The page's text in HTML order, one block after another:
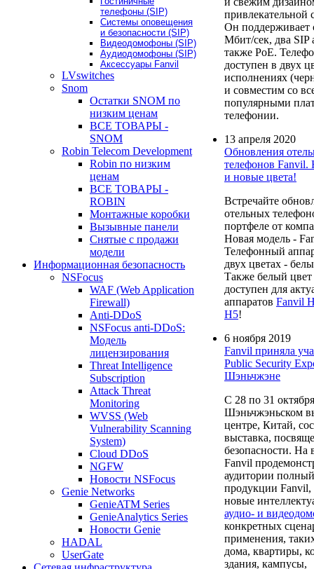
телефоны (SIP)
Системы оповещения
и безопасности (SIP)
Видеодомофоны (SIP)
Аудиодомофоны (SIP)
Аксессуары Fanvil
LVswitches
Snom
Остатки SNOM по
низким ценам
ВСЕ ТОВАРЫ -
SNOM
Robin Telecom Development
Robin по низким
ценам
ВСЕ ТОВАРЫ -
ROBIN
Монтажные коробки
Вызывные панели
Снятые с продажи
модели
Информационная безопасность
NSFocus
WAF (Web Application
Firewall)
Anti-DDoS
NSFocus anti-DDoS:
Модель
лицензирования
Threat Intelligence
Subscription
Attack Threat
Monitoring
WVSS (Web
Vulnerability Scanning
System)
Cloud DDoS
NGFW
Новости NSFocus
Genie Networks
GenieATM Series
GenieAnalytics Series
Новости Genie
HADAL
UserGate
привлекательной
Он поддерживает
Мбит/сек, два SIP
также PoE.
доступен в двух
исполнениях
и совместим со
популярными
телефонии.
13 апреля 2020
Обновления
телефонов Fanvil.
и новые цвета!
Встречайте
отельных
портфеле от
Новая модель -
Телефонный
двух цветах -
Также белый цвет
доступен для
аппаратов Fanvil
H5!
6 ноября 2019
Fanvil приняла
Public Security
Шэньчжэне
С 28 по 31
Шэньчжэньском
центре, Китай,
выставка,
безопасности. На
Fanvil
аудитории
продукции Fanvil,
новые
аудио- и
конкретных
применения,
дома, квартиры,
здания, кампусы,